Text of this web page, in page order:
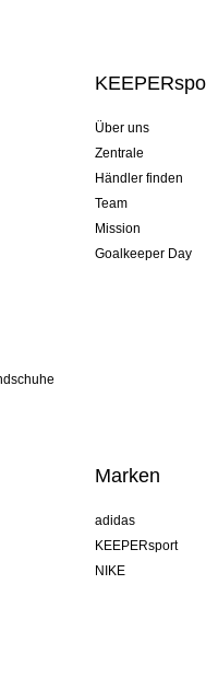
Über uns
Zentrale
Händler finden
Team
Mission
Goalkeeper Day
Marken
adidas
KEEPERsport
NIKE